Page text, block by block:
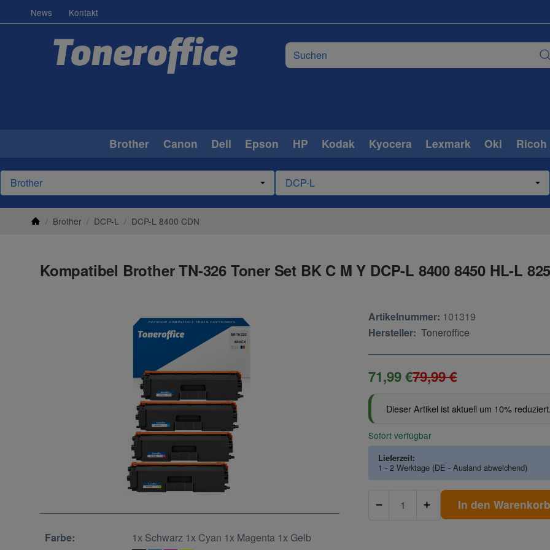
News Kontakt
Brother Canon Dell Epson HP Kodak Kyocera Lexmark Oki Ricoh
/ Brother / DCP-L / DCP-L 8400 CDN
Kompatibel Brother TN-326 Toner Set BK C M Y DCP-L 8400 8450 HL-L
Farbe: 1x Schwarz 1x Cyan 1x Magenta 1x Gelb
Artikelnummer: 101319
Hersteller: Toneroffice
71,99 €79,99 €
Dieser Artikel ist aktuell um 10%
Sofort verfügbar
Lieferzeit:
1 - 2 Werktage (DE - Ausland abweichend)
In den